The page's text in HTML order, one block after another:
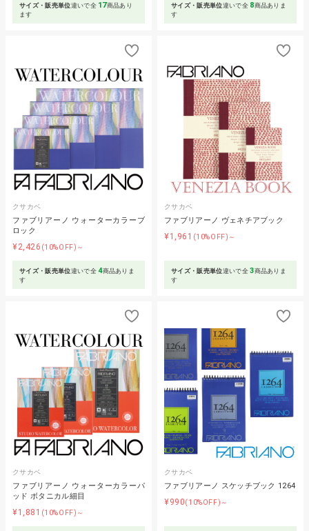
サイズ・販売単位違いで全 17商品あり
ます
サイズ・販売単位違いで全 8商品ありま
す
クサカベ
ファブリアーノ ウォーターカラーブ
ロック
¥2,426 (10%OFF)～
サイズ・販売単位違いで全4商品ありま
す
クサカベ
ファブリアーノ ヴェネチアブック
¥1,961 (10%OFF)～
サイズ・販売単位違いで全3商品ありま
す
クサカベ
ファブリアーノ ウォーターカラーパ
ッド ボタニカル細目
¥1,881 (10%OFF)～
クサカベ
ファブリアーノ スケッチブック 1264
¥990(10%OFF)～